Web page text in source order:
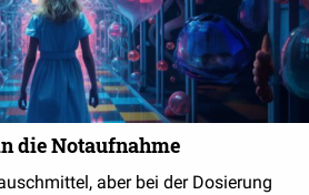
die Notaufnahme
aber bei der Dosierung